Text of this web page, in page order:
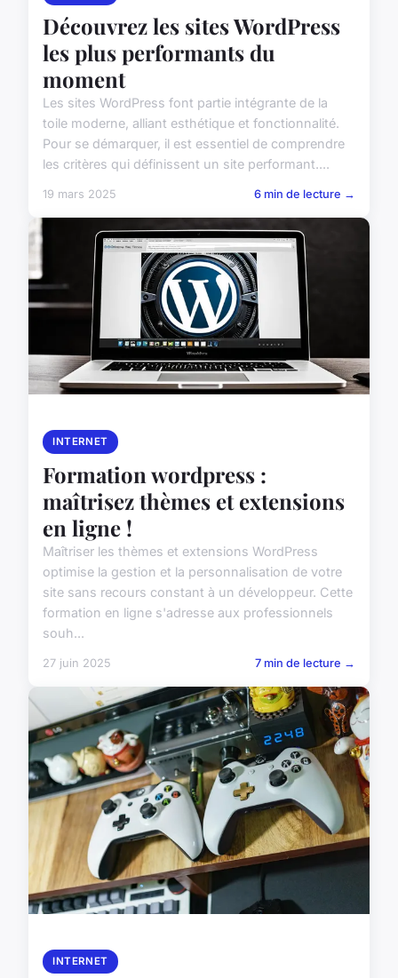
Découvrez les sites WordPress
les plus performants du
moment
Les sites WordPress font partie intégrante de la
toile moderne, alliant esthétique et fonctionnalité.
Pour se démarquer, il est essentiel de comprendre
les critères qui définissent un site performant....
19 mars 2025 6 min de lecture →
INTERNET
Formation wordpress :
maîtrisez thèmes et extensions
en ligne !
Maîtriser les thèmes et extensions WordPress
optimise la gestion et la personnalisation de votre
site sans recours constant à un développeur. Cette
formation en ligne s'adresse aux professionnels
souh...
27 juin 2025 7 min de lecture →
INTERNET